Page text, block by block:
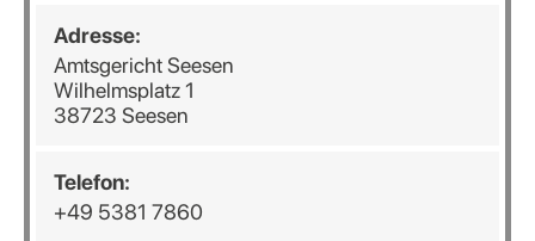
Adresse:
Amtsgericht Seesen
Wilhelmsplatz 1
38723 Seesen
Telefon:
+49 5381 7860